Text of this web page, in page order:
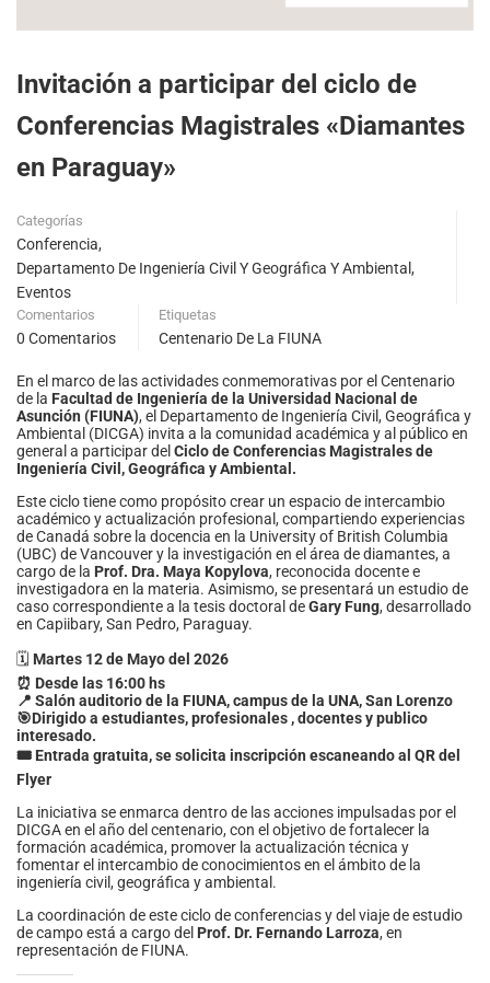
Invitación a participar del ciclo de
Conferencias Magistrales «Diamantes
en Paraguay»
Categorías
Conferencia,
Departamento De Ingeniería Civil Y Geográfica Y Ambiental ,
Eventos
Comentarios
0 Comentarios
Etiquetas
Centenario De La FIUNA
En el marco de las actividades conmemorativas por el Centenario
de la Facultad de Ingeniería de la Universidad Nacional de
Asunción (FIUNA), el Departamento de Ingeniería Civil, Geográfica y
Ambiental (DICGA) invita a la comunidad académica y al público en
general a participar del Ciclo de Conferencias Magistrales de
Ingeniería Civil, Geográfica y Ambiental.
Este ciclo tiene como propósito crear un espacio de intercambio
académico y actualización profesional, compartiendo experiencias
de Canadá sobre la docencia en la University of British Columbia
(UBC) de Vancouver y la investigación en el área de diamantes, a
cargo de la Prof. Dra. Maya Kopylova, reconocida docente e
investigadora en la materia. Asimismo, se presentará un estudio de
caso correspondiente a la tesis doctoral deGary Fung, desarrollado
en Capiibary, San Pedro, Paraguay.
🗓️ Martes 12 de Mayo del 2026
⏰ Desde las 16:00 hs
📍 Salón auditorio de la FIUNA, campus de la UNA, San Lorenzo
🎯Dirigido a estudiantes, profesionales , docentes y publico
interesado.
🎟️ Entrada gratuita, se solicita inscripción escaneando al QR del
Flyer
La iniciativa se enmarca dentro de las acciones impulsadas por el
DICGA en el año del centenario, con el objetivo de fortalecer la
formación académica, promover la actualización técnica y
fomentar el intercambio de conocimientos en el ámbito de la
ingeniería civil, geográfica y ambiental.
La coordinación de este ciclo de conferencias y del viaje de estudio
de campo está a cargo del Prof. Dr. Fernando Larroza, en
representación de FIUNA.